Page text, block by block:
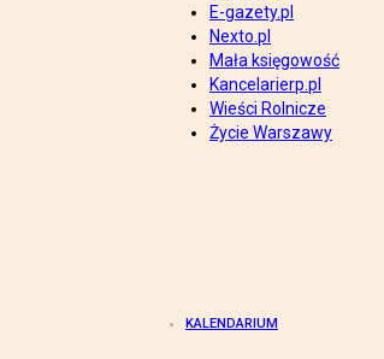
E-gazety.pl
Nexto.pl
Mała księgowość
Kancelarierp.pl
Wieści Rolnicze
Życie Warszawy
KALENDARIUM